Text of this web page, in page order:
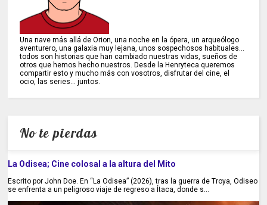
Una nave más allá de Orion, una noche en la ópera, un arqueólogo
aventurero, una galaxia muy lejana, unos sospechosos habituales...
todos son historias que han cambiado nuestras vidas, sueños de
otros que hemos hecho nuestros. Desde la Henryteca queremos
compartir esto y mucho más con vosotros, disfrutar del cine, el
ocio, las series... juntos.
No te pierdas
La Odisea; Cine colosal a la altura del Mito
Escrito por John Doe. En “La Odisea” (2026), tras la guerra de Troya, Odiseo
se enfrenta a un peligroso viaje de regreso a Ítaca, donde s...